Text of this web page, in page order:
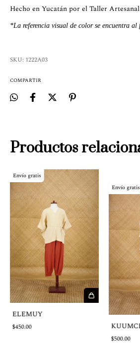
Hecho en Yucatán por el Taller Artesanal
*La referencia visual de color se encuentra
SKU: 1222A03
COMPARTIR
Productos
Envío gratis
ELEMUY
$450.00
Envío gratis
$500.00